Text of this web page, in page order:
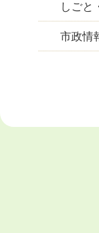
しごと
市政情